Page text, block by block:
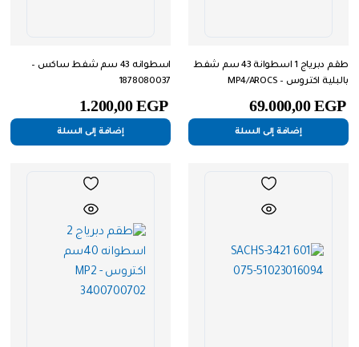
طقم دبرياج 1 اسطوانة 43 سم شفط
بالبلية اكتروس MP4/AROCS –
69.000,00EGP
إضافة إلى السلة
اسطوانه 43 سم شفط ساكس –
1878080037
1.200,00EGP
إضافة إلى السلة